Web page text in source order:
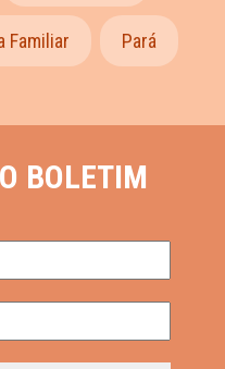
Familiar Pará
BOLETIM